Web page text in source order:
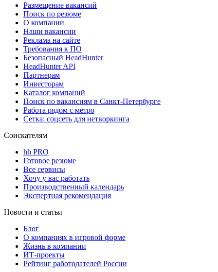
Размещение вакансий
Поиск по резюме
О компании
Наши вакансии
Реклама на сайте
Требования к ПО
Безопасный HeadHunter
HeadHunter API
Партнерам
Инвесторам
Каталог компаний
Поиск по вакансиям в Санкт-Петербурге
Работа рядом с метро
Сетка: соцсеть для нетворкинга
Соискателям
hh PRO
Готовое резюме
Все сервисы
Хочу у вас работать
Производственный календарь
Экспертная рекомендация
Новости и статьи
Блог
О компаниях в игровой форме
Жизнь в компании
ИТ-проекты
Рейтинг работодателей России